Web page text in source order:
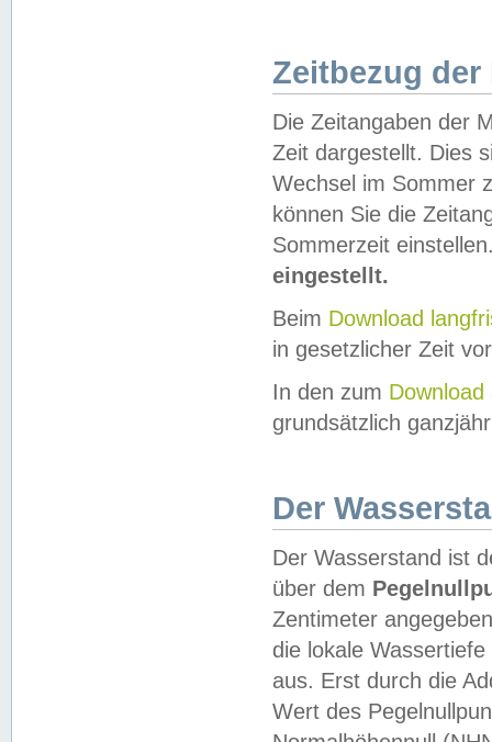
Zeitbezug der
Die Zeitangaben der
Zeit dargestellt. Dies
Wechsel im Sommer
können Sie die
Sommerzeit
eingestellt.
Beim Download
in gesetzlicher Zeit
In den zum Download
grundsätzlich
Der
Der Wasserstand ist
über dem
Zentimeter
die lokale
aus. Erst durch die
Wert des